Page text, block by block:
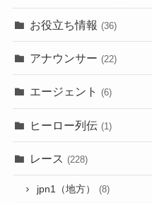
お役立ち情報 (36)
アナウンサー (22)
エージェント (6)
ヒーロー列伝 (1)
レース (228)
jpn1（地方） (8)